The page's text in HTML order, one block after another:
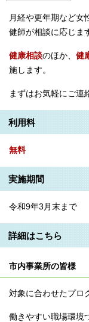
月経や更年期など女
健師が相談に応じま
健康相談のほか、 健
施します。
まずはお気軽にご連
利用料
無料
実施期間
令和9年3月末まで
詳細はこちら
市内事業所の皆様
対象に合わせたプロ
働きやすい職場環境